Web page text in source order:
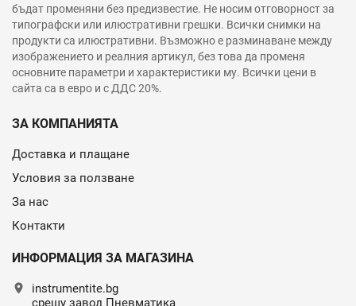
бъдат променяни без предизвестие. Не носим отговорност за
типографски или илюстративни грешки. Всички снимки на
продукти са илюстративни. Възможно е разминаване между
изображението и реалния артикул, без това да променя
основните параметри и характеристики му. Всички цени в
сайта са в евро и с ДДС 20%.
ЗА КОМПАНИЯТА
Доставка и плащане
Условия за ползване
За нас
Контакти
ИНФОРМАЦИЯ ЗА МАГАЗИНА
location_on
instrumentite.bg
срещу завод Пневматика